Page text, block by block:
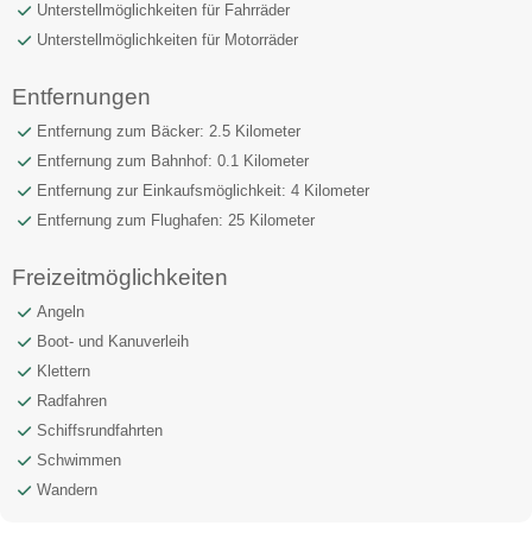
Unterstellmöglichkeiten für Fahrräder
Unterstellmöglichkeiten für Motorräder
Entfernungen
Entfernung zum Bäcker: 2.5 Kilometer
Entfernung zum Bahnhof: 0.1 Kilometer
Entfernung zur Einkaufsmöglichkeit: 4 Kilometer
Entfernung zum Flughafen: 25 Kilometer
Freizeitmöglichkeiten
Angeln
Boot- und Kanuverleih
Klettern
Radfahren
Schiffsrundfahrten
Schwimmen
Wandern